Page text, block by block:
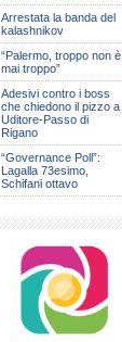
Arrestata la banda del
kalashnikov
“Palermo, troppo non è
mai troppo”
Adesivi contro i boss
che chiedono il pizzo a
Uditore-Passo di
Rigano
“Governance Poll”:
Lagalla 73esimo,
Schifani ottavo